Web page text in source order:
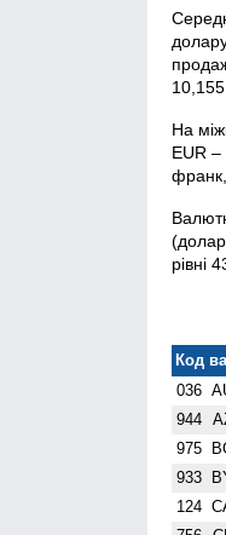
На
EUR –
рівні
Код
036
944
975
933
124